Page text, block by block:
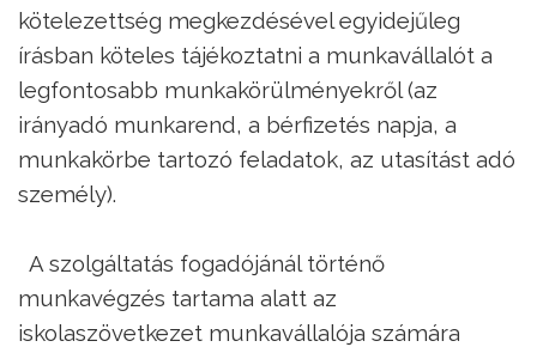
kötelezettség megkezdésével egyidejűleg
írásban köteles tájékoztatni a munkavállalót a
legfontosabb munkakörülményekről (az
irányadó munkarend, a bérfizetés napja, a
munkakörbe tartozó feladatok, az utasítást adó
személy).
A szolgáltatás fogadójánál történő
munkavégzés tartama alatt az
iskolaszövetkezet munkavállalója számára